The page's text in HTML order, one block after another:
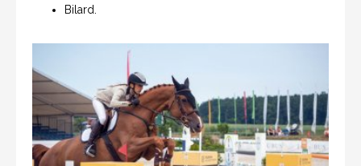
Bilard.